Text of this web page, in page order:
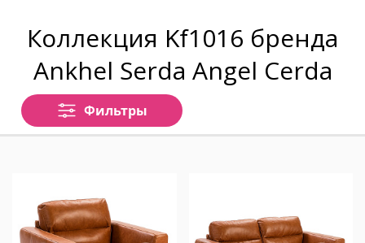
Коллекция Kf1016 бренда
Ankhel Serda Angel Cerda
Фильтры